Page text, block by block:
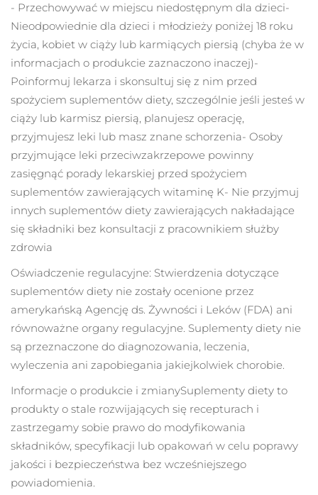
- Przechowywać w miejscu niedostępnym dla dzieci-
Nieodpowiednie dla dzieci i młodzieży poniżej 18 roku
życia, kobiet w ciąży lub karmiących piersią (chyba że w
informacjach o produkcie zaznaczono inaczej)-
Poinformuj lekarza i skonsultuj się z nim przed
spożyciem suplementów diety, szczególnie jeśli jesteś w
ciąży lub karmisz piersią, planujesz operację,
przyjmujesz leki lub masz znane schorzenia- Osoby
przyjmujące leki przeciwzakrzepowe powinny
zasięgnąć porady lekarskiej przed spożyciem
suplementów zawierających witaminę K- Nie przyjmuj
innych suplementów diety zawierających nakładające
się składniki bez konsultacji z pracownikiem służby
zdrowia
Oświadczenie regulacyjne: Stwierdzenia dotyczące
suplementów diety nie zostały ocenione przez
amerykańską Agencję ds. Żywności i Leków (FDA) ani
równoważne organy regulacyjne. Suplementy diety nie
są przeznaczone do diagnozowania, leczenia,
wyleczenia ani zapobiegania jakiejkolwiek chorobie.
Informacje o produkcie i zmianySuplementy diety to
produkty o stale rozwijających się recepturach i
zastrzegamy sobie prawo do modyfikowania
składników, specyfikacji lub opakowań w celu poprawy
jakości i bezpieczeństwa bez wcześniejszego
powiadomienia.
Łotwa
Oczekiwany czas dostawy
8/9/26
Liban
Oczekiwany czas dostawy
Litwa
Oczekiwany czas dostawy
Luksemburg
Oczekiwany czas dostawy
SRA Makau (Chiny)
Oczekiwany czas dostawy
8/11/26
Malezja
Oczekiwany czas dostawy
Oczekiwany czas dostawy
Meksyk
Oczekiwany czas dostawy
8/13/26
Monako
Oczekiwany czas dostawy
Holandia
Oczekiwany czas dostawy
Nowa Zelandia
Oczekiwany czas dostawy